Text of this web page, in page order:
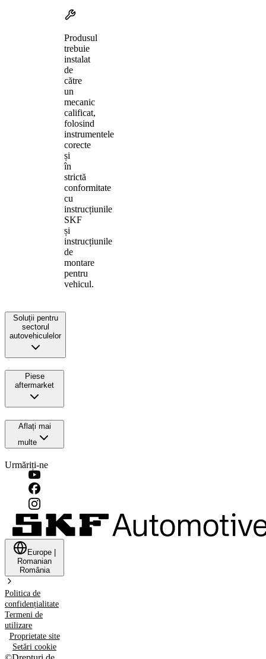
Produsul
trebuie
instalat
de
către
un
mecanic
calificat,
folosind
instrumentele
corecte
și
în
strictă
conformitate
cu
instrucțiunile
SKF
și
instrucțiunile
de
montare
pentru
vehicul.
Soluții pentru
sectorul
autovehiculelor
Piese
aftermarket
Aflați mai
multe
Urmăriți-ne
Europe
Romanian
România
Politica de
confidențialitate
Termeni de
utilizare
Proprietate site
Setări cookie